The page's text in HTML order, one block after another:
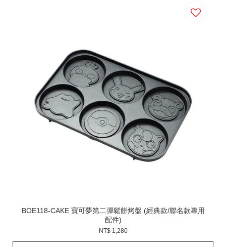
BOE118-CAKE 寶可夢第二彈鬆餅烤盤 (經典款/聯名款專用
配件)
NT$ 1,280